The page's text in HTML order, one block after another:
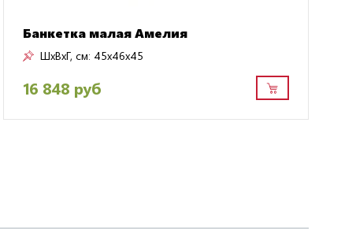
Банкетка малая Амелия
ШxВxГ, см: 45x46x45
16 848 руб